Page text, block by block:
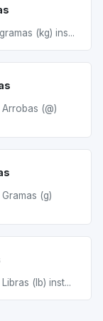
(kg) ins...
(@)
(g)
(lb) inst...